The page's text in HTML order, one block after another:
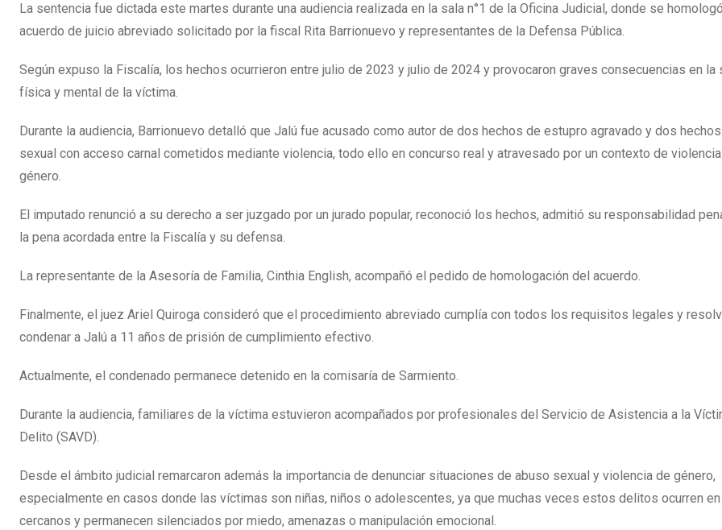
La sentencia fue dictada este martes durante una audiencia realizada en la sala n°1 de la Oficina Judicial, donde se
acuerdo de juicio abreviado solicitado por la fiscal Rita Barrionuevo y representantes de la Defensa Pública.
Según expuso la Fiscalía, los hechos ocurrieron entre julio de 2023 y julio de 2024 y provocaron graves consecuencias en la
física y mental de la víctima.
Durante la audiencia, Barrionuevo detalló que Jalú fue acusado como autor de dos hechos de estupro agravado y dos
sexual con acceso carnal cometidos mediante violencia, todo ello en concurso real y atravesado por un contexto de
género.
El imputado renunció a su derecho a ser juzgado por un jurado popular, reconoció los hechos, admitió su responsabilidad
la pena acordada entre la Fiscalía y su defensa.
La representante de la Asesoría de Familia, Cinthia English, acompañó el pedido de homologación del acuerdo.
Finalmente, el juez Ariel Quiroga consideró que el procedimiento abreviado cumplía con todos los requisitos legales y
condenar a Jalú a 11 años de prisión de cumplimiento efectivo.
Actualmente, el condenado permanece detenido en la comisaría de Sarmiento.
Durante la audiencia, familiares de la víctima estuvieron acompañados por profesionales del Servicio de Asistencia a la
Delito (SAVD).
Desde el ámbito judicial remarcaron además la importancia de denunciar situaciones de abuso sexual y violencia de género,
especialmente en casos donde las víctimas son niñas, niños o adolescentes, ya que muchas veces estos delitos ocurren
cercanos y permanecen silenciados por miedo, amenazas o manipulación emocional.